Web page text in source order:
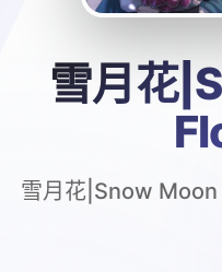
雪月花
雪月花|Snow